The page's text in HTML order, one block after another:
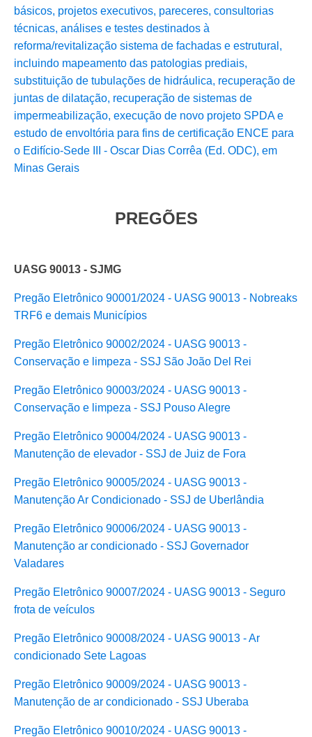
básicos, projetos executivos, pareceres, consultorias
técnicas, análises e testes destinados à
reforma/revitalização sistema de fachadas e estrutural,
incluindo mapeamento das patologias prediais,
substituição de tubulações de hidráulica, recuperação de
juntas de dilatação, recuperação de sistemas de
impermeabilização, execução de novo projeto SPDA e
estudo de envoltória para fins de certificação ENCE para
o Edifício-Sede III - Oscar Dias Corrêa (Ed. ODC), em
Minas Gerais
PREGÕES
UASG 90013 - SJMG
Pregão Eletrônico 90001/2024 - UASG 90013 - Nobreaks
TRF6 e demais Municípios
Pregão Eletrônico 90002/2024 - UASG 90013 -
Conservação e limpeza - SSJ São João Del Rei
Pregão Eletrônico 90003/2024 - UASG 90013 -
Conservação e limpeza - SSJ Pouso Alegre
Pregão Eletrônico 90004/2024 - UASG 90013 -
Manutenção de elevador - SSJ de Juiz de Fora
Pregão Eletrônico 90005/2024 - UASG 90013 -
Manutenção Ar Condicionado - SSJ de Uberlândia
Pregão Eletrônico 90006/2024 - UASG 90013 -
Manutenção ar condicionado - SSJ Governador
Valadares
Pregão Eletrônico 90007/2024 - UASG 90013 - Seguro
frota de veículos
Pregão Eletrônico 90008/2024 - UASG 90013 -Ar
condicionado Sete Lagoas
Pregão Eletrônico 90009/2024 - UASG 90013 -
Manutenção de ar condicionado - SSJ Uberaba
Pregão Eletrônico 90010/2024 - UASG 90013 -